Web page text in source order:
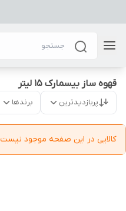
قهوه ساز بیسمارک ۱۵ لیتر
پربازدیدترین برندها
کالایی در این صفحه موجود نیست